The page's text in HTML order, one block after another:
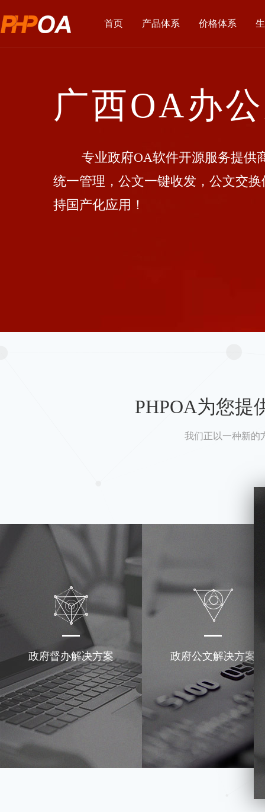
首页 产品体系 价格体系
广西OA办
专业政府OA软件开源服务提供商
统一管理，公文一键收发，公文交
持国产化应用！
PHPOA为您提
我们正以一种新的
政府督办解决方案 政府公文解决方案